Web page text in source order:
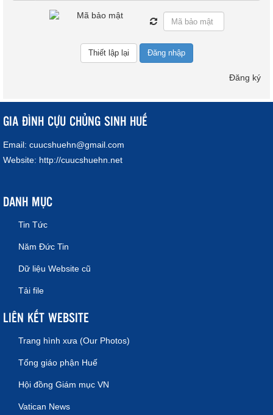
Đăng nhập
Đăng ký
GIA ĐÌNH CỰU CHỦNG SINH HUẾ
Email: cuucshuehn@gmail.com
Website: http://cuucshuehn.net
DANH MỤC
Tin Tức
Năm Đức Tin
Dữ liệu Website cũ
Tải file
LIÊN KẾT WEBSITE
Trang hình xưa (Our Photos)
Tổng giáo phận Huế
Hội đồng Giám mục VN
Vatican News